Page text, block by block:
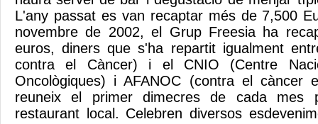
L'any passat es van recaptar més de 7,500
novembre de 2002, el Grup Freesia ha
euros, diners que s'ha repartit igualment
contra el Càncer) i el CNIO (Centre
Oncològiques) i AFANOC (contra el càncer
reuneix el primer dimecres de cada
restaurant local. Celebren diversos